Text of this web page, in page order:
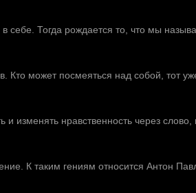
себе. Тогда рождается то, что мы
Кто может посмеяться над собой, тот
изменять нравственность через слово,
К таким гениям относится Антон